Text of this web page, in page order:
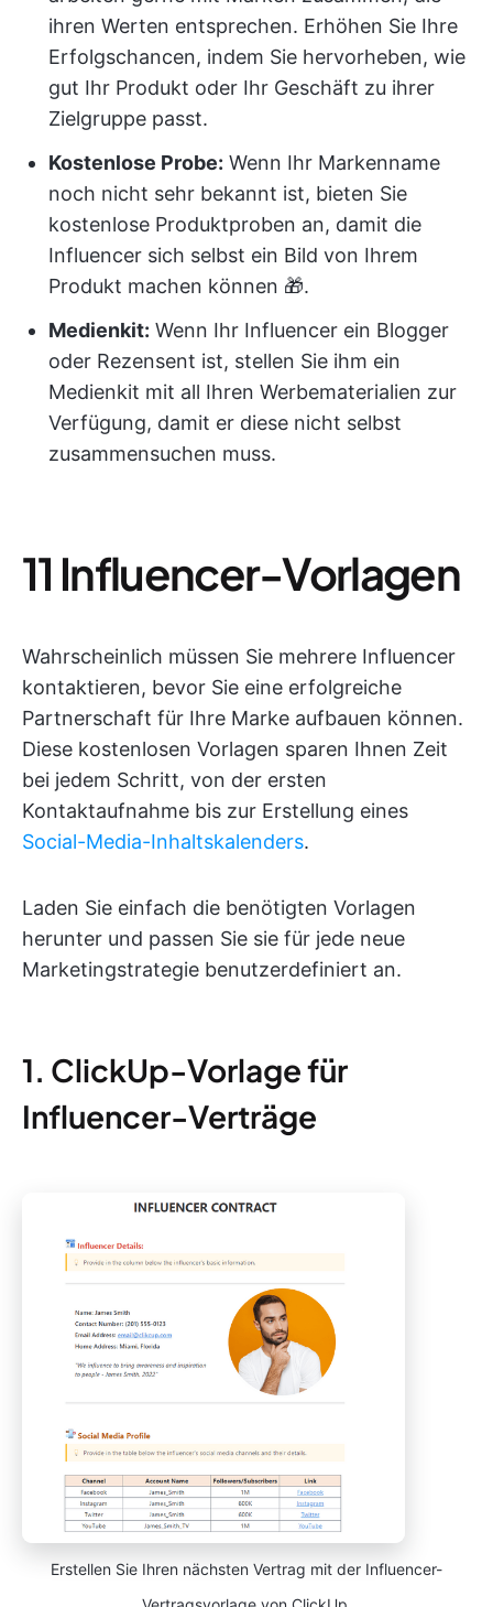
ihren Werten entsprechen. Erhöhen Sie Ihre
Erfolgschancen, indem Sie hervorheben, wie
gut Ihr Produkt oder Ihr Geschäft zu ihrer
Zielgruppe passt.
Kostenlose Probe: Wenn Ihr Markenname
noch nicht sehr bekannt ist, bieten Sie
kostenlose Produktproben an, damit die
Influencer sich selbst ein Bild von Ihrem
Produkt machen können 🎁.
Medienkit: Wenn Ihr Influencer ein Blogger
oder Rezensent ist, stellen Sie ihm ein
Medienkit mit all Ihren Werbematerialien zur
Verfügung, damit er diese nicht selbst
zusammensuchen muss.
11 Influencer-Vorlagen
Wahrscheinlich müssen Sie mehrere Influencer
kontaktieren, bevor Sie eine erfolgreiche
Partnerschaft für Ihre Marke aufbauen können.
Diese kostenlosen Vorlagen sparen Ihnen Zeit
bei jedem Schritt, von der ersten
Kontaktaufnahme bis zur Erstellung eines
Social-Media-Inhaltskalenders.
Laden Sie einfach die benötigten Vorlagen
herunter und passen Sie sie für jede neue
Marketingstrategie benutzerdefiniert an.
1. ClickUp-Vorlage für
Influencer-Verträge
Erstellen Sie Ihren nächsten Vertrag mit der Influencer-